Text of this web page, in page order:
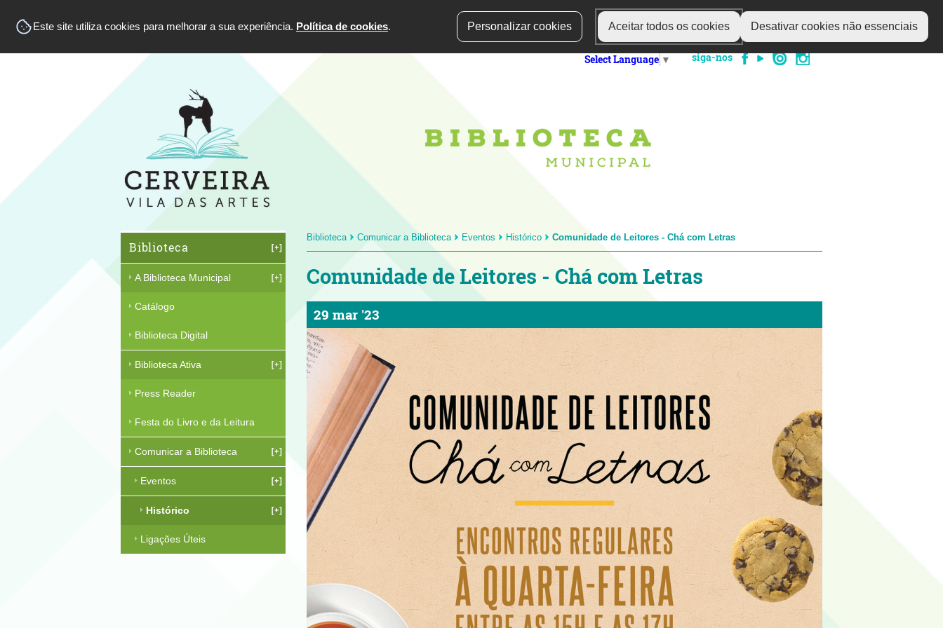
Este site utiliza cookies para melhorar a sua experiência. Política de cookies. Personalizar cookies Aceitar todos os cookies Desativar cookies não essenciais
Select Language ▼ siga-nos
Biblioteca
A Biblioteca Municipal
Catálogo
Biblioteca Digital
Biblioteca Ativa
Press Reader
Festa do Livro e da Leitura
Comunicar a Biblioteca
Eventos
Histórico
Ligações Úteis
Biblioteca Comunicar a Biblioteca Eventos Histórico Comunidade de Leitores - Chá com Letras
Comunidade de Leitores - Chá com Letras
29 mar '23